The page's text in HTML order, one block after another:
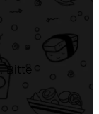
Bitte